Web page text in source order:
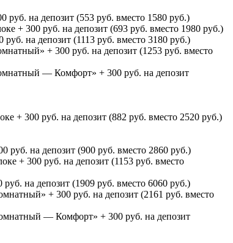
на депозит (553 руб. вместо 1580 руб.)
+ 300 руб. на депозит (693 руб. вместо 1980 руб.)
на депозит (1113 руб. вместо 3180 руб.)
+ 300 руб. на депозит (1253 руб. вместо
— Комфорт» + 300 руб. на депозит
+ 300 руб. на депозит (882 руб. вместо 2520 руб.)
на депозит (900 руб. вместо 2860 руб.)
+ 300 руб. на депозит (1153 руб. вместо
на депозит (1909 руб. вместо 6060 руб.)
+ 300 руб. на депозит (2161 руб. вместо
— Комфорт» + 300 руб. на депозит